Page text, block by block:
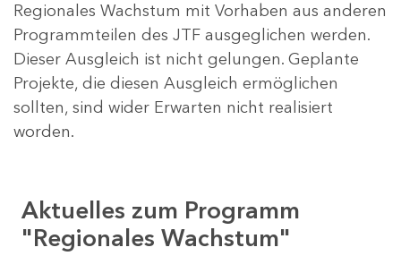
Regionales Wachstum mit Vorhaben aus anderen
Programmteilen des JTF ausgeglichen werden.
Dieser Ausgleich ist nicht gelungen. Geplante
Projekte, die diesen Ausgleich ermöglichen
sollten, sind wider Erwarten nicht realisiert
worden.
Aktuelles zum Programm
"Regionales Wachstum"